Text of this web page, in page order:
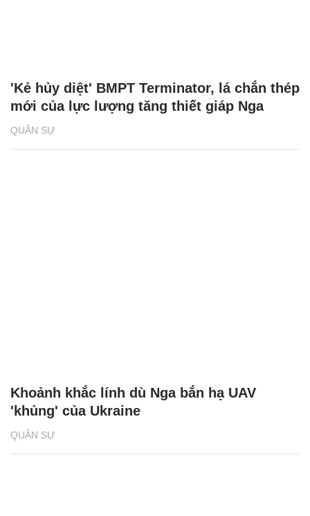
QUÂN SỰ
'Kẻ hủy diệt' BMPT Terminator, lá chắn thép
mới của lực lượng tăng thiết giáp Nga
QUÂN SỰ
Khoảnh khắc lính dù Nga bắn hạ UAV
'khủng' của Ukraine